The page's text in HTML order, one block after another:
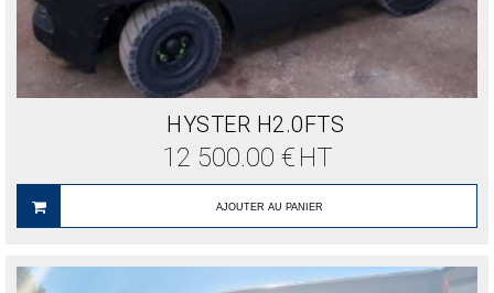
HYSTER H2.0FTS
12 500.00 € HT
AJOUTER AU PANIER